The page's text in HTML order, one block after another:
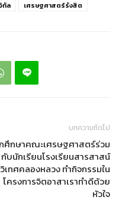
ทัล เศรษฐศาสตร์รังสิต
บทความถัดไป
ศึกษาคณะเศรษฐศาสตร์ร่วม
กับนักเรียนโรงเรียนสารสาสน์
วิเทศคลองหลวง ทำกิจกรรมใน
โครงการจิตอาสาเราทำดีด้วย
หัวใจ